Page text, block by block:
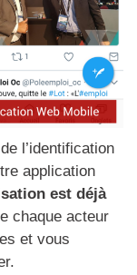
l’identification
application
est déjà
chaque acteur
et vous